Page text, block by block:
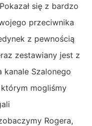
się z bardzo
przeciwnika
z pewnością
zestawiany jest z
Szalonego
mogliśmy
Rogera,